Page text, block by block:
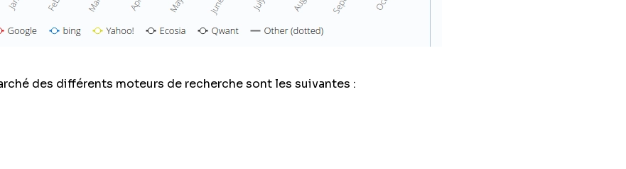
des différents moteurs de recherche sont les suivantes :